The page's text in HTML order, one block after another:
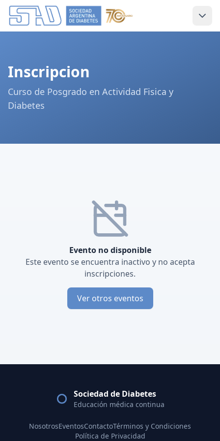
Inscripcion
Curso de Posgrado en Actividad Fisica y
Diabetes
Evento no disponible
Este evento se encuentra inactivo y no acepta
inscripciones.
Ver otros eventos
Sociedad de Diabetes
Educación médica continua
NosotrosEventosContactoTérminos y Condiciones
Política de Privacidad